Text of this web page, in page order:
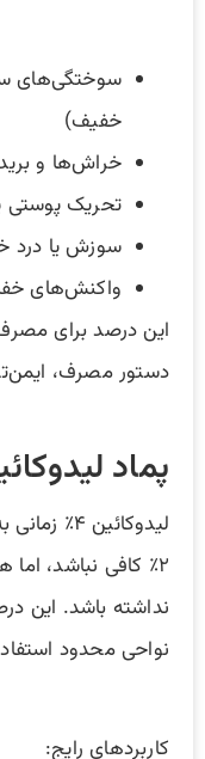
سوختگی‌های
خفیف)
خراش‌ها و
تحریک پوستی
سوزش یا درد
واکنش‌های
این درصد برای
دستور مصرف،
پماد لیدوکائین ۴
۲٪ کافی نباشد،
نداشته باشد. این
نواحی محدود
کاربردهای رایج: